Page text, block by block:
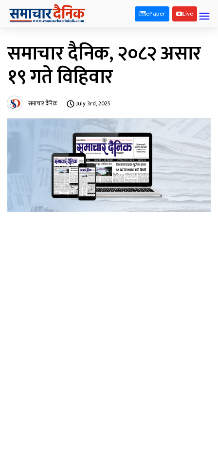
ePaper Live
समाचार दैनिक, २०८२ असार
१९ गते विहिवार
समाचार दैनिक July 3rd, 2025